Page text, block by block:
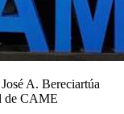
A. Bereciartúa
de CAME